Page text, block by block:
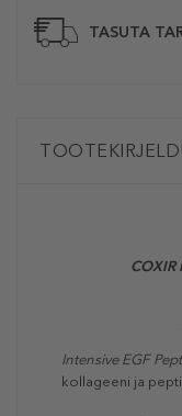
TASUTA
COXIR
Intensive EGF
kollageeni ja